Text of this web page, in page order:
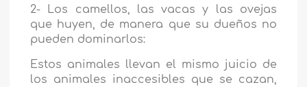
2- Los camellos, las vacas y las ovejas
que huyen, de manera que su dueños no
pueden dominarlos:
Estos animales llevan el mismo juicio de
los animales inaccesibles que se cazan,